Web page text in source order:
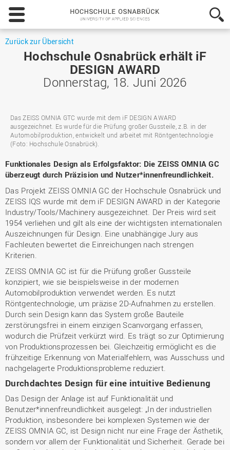
Hochschule
Osnabrück
-
of
Applied
Zurück zur Übersicht
Hochschule Osnabrück erhält iF
DESIGN AWARD
Donnerstag, 18. Juni 2026
Das ZEISS OMNIA GTC wurde mit dem iF DESIGN AWARD
ausgezeichnet. Es wurde für die Prüfung großer Gussteile, z.B. in der
Automobilproduktion, entwickelt und arbeitet mit Röntgentechnologie
(Foto: Hochschule Osnabrück).
Funktionales Design als Erfolgsfaktor: Die ZEISS OMNIA GC
überzeugt durch Präzision und Nutzer*innenfreundlichkeit.
Das Projekt ZEISS OMNIA GC der Hochschule Osnabrück und
ZEISS IQS wurde mit dem iF DESIGN AWARD in der Kategorie
Industry/Tools/Machinery ausgezeichnet. Der Preis wird seit
1954 verliehen und gilt als eine der wichtigsten internationalen
Auszeichnungen für Design. Eine unabhängige Jury aus
Fachleuten bewertet die Einreichungen nach strengen
Kriterien.
ZEISS OMNIA GC ist für die Prüfung großer Gussteile
konzipiert, wie sie beispielsweise in der modernen
Automobilproduktion verwendet werden. Es nutzt
Röntgentechnologie, um präzise 2D-Aufnahmen zu erstellen.
Durch sein Design kann das System große Bauteile
zerstörungsfrei in einem einzigen Scanvorgang erfassen,
wodurch die Prüfzeit verkürzt wird. Es trägt so zur Optimierung
von Produktionsprozessen bei. Gleichzeitig ermöglicht es die
frühzeitige Erkennung von Materialfehlern, was Ausschuss und
nachgelagerte Produktionsprobleme reduziert.
Durchdachtes Design für eine intuitive Bedienung
Das Design der Anlage ist auf Funktionalität und
Benutzer*innenfreundlichkeit ausgelegt: „In der industriellen
Produktion, insbesondere bei komplexen Systemen wie der
ZEISS OMNIA GC, ist Design nicht nur eine Frage der Ästhetik,
sondern vor allem der Funktionalität und Sicherheit. Gerade bei